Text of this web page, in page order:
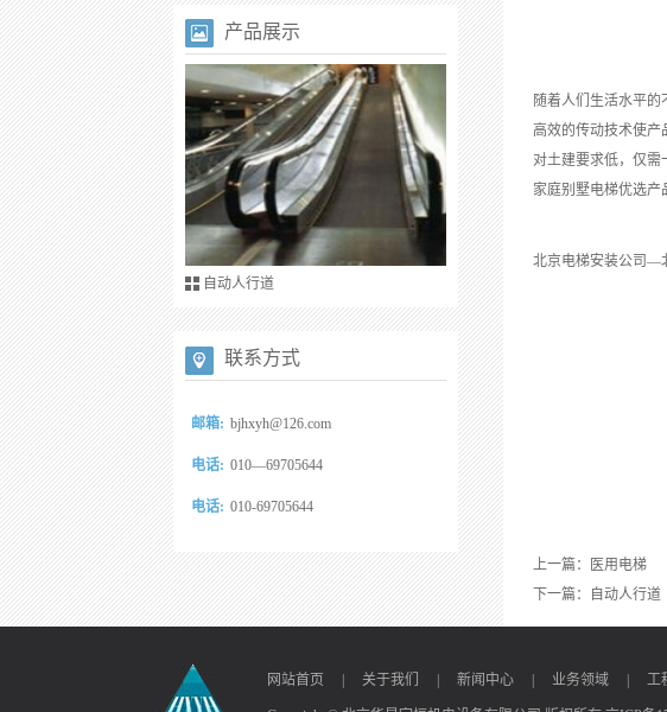
产品展示
自动人行道
联系方式
邮箱: bjhxyh@126.com
电话: 010—69705644
电话: 010-69705644
随着人们生活水平
高效的传动技术使产
对土建要求低，仅
家庭别墅电梯优选产
北京电梯安装公司—
上一篇：
医用电梯
下一篇：
自动人行道
网站首页 关于我们 新闻中心 业务领域 工